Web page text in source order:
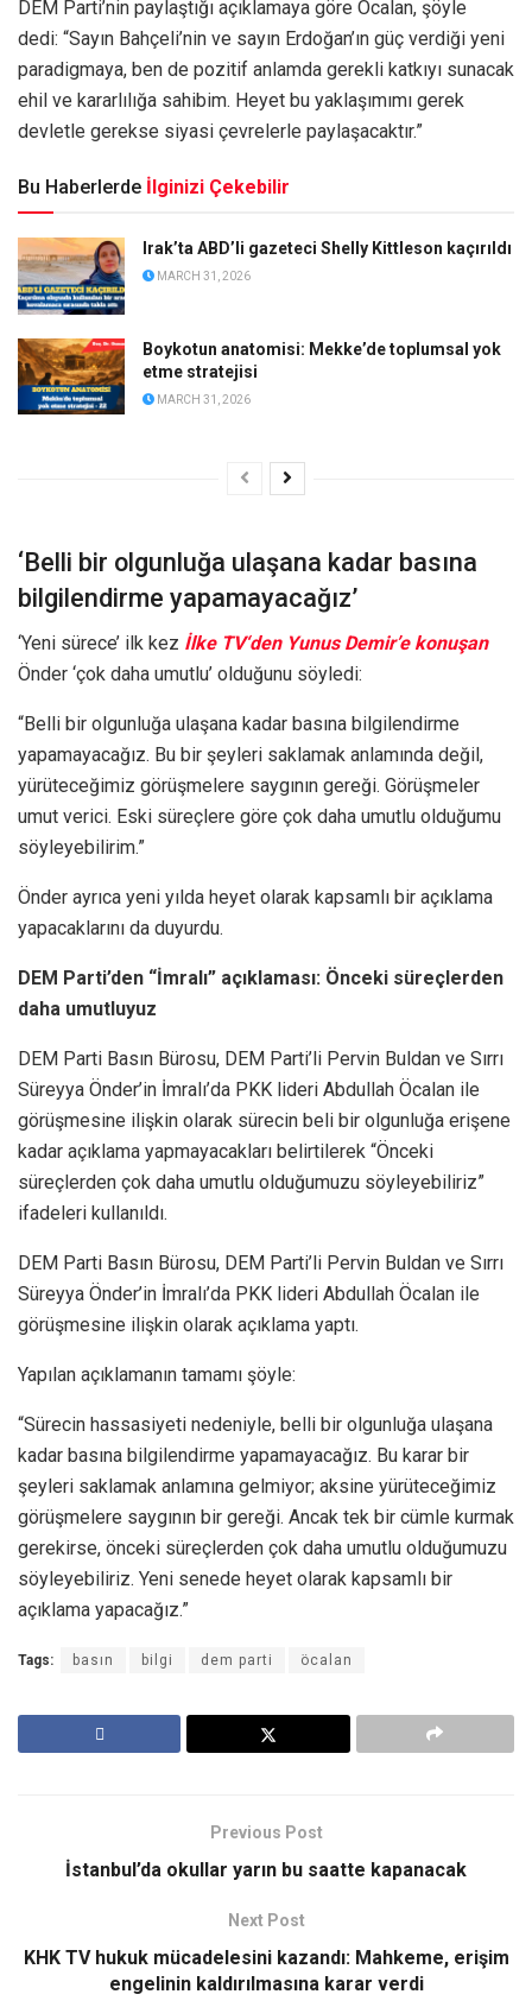
DEM Parti’nin paylaştığı açıklamaya göre Öcalan, şöyle
dedi: “Sayın Bahçeli’nin ve sayın Erdoğan’ın güç verdiği yeni
paradigmaya, ben de pozitif anlamda gerekli katkıyı sunacak
ehil ve kararlılığa sahibim. Heyet bu yaklaşımımı gerek
devletle gerekse siyasi çevrelerle paylaşacaktır.”
Bu Haberlerde İlginizi Çekebilir
Irak’ta ABD’li gazeteci Shelly Kittleson kaçırıldı
MARCH 31, 2026
Boykotun anatomisi: Mekke’de toplumsal yok
etme stratejisi
MARCH 31, 2026
‘Belli bir olgunluğa ulaşana kadar basına
bilgilendirme yapamayacağız’
‘Yeni sürece’ ilk kez İlke TV‘den Yunus Demir’e konuşan
Önder ‘çok daha umutlu’ olduğunu söyledi:
“Belli bir olgunluğa ulaşana kadar basına bilgilendirme
yapamayacağız. Bu bir şeyleri saklamak anlamında değil,
yürüteceğimiz görüşmelere saygının gereği. Görüşmeler
umut verici. Eski süreçlere göre çok daha umutlu olduğumu
söyleyebilirim.”
Önder ayrıca yeni yılda heyet olarak kapsamlı bir açıklama
yapacaklarını da duyurdu.
DEM Parti’den “İmralı” açıklaması: Önceki süreçlerden
daha umutluyuz
DEM Parti Basın Bürosu, DEM Parti’li Pervin Buldan ve Sırrı
Süreyya Önder’in İmralı’da PKK lideri Abdullah Öcalan ile
görüşmesine ilişkin olarak sürecin beli bir olgunluğa erişene
kadar açıklama yapmayacakları belirtilerek “Önceki
süreçlerden çok daha umutlu olduğumuzu söyleyebiliriz”
ifadeleri kullanıldı.
DEM Parti Basın Bürosu, DEM Parti’li Pervin Buldan ve Sırrı
Süreyya Önder’in İmralı’da PKK lideri Abdullah Öcalan ile
görüşmesine ilişkin olarak açıklama yaptı.
Yapılan açıklamanın tamamı şöyle:
“Sürecin hassasiyeti nedeniyle, belli bir olgunluğa ulaşana
kadar basına bilgilendirme yapamayacağız. Bu karar bir
şeyleri saklamak anlamına gelmiyor; aksine yürüteceğimiz
görüşmelere saygının bir gereği. Ancak tek bir cümle kurmak
gerekirse, önceki süreçlerden çok daha umutlu olduğumuzu
söyleyebiliriz. Yeni senede heyet olarak kapsamlı bir
açıklama yapacağız.”
Tags: basın bilgi dem parti öcalan
Previous Post
İstanbul’da okullar yarın bu saatte kapanacak
Next Post
KHK TV hukuk mücadelesini kazandı: Mahkeme, erişim
engelinin kaldırılmasına karar verdi